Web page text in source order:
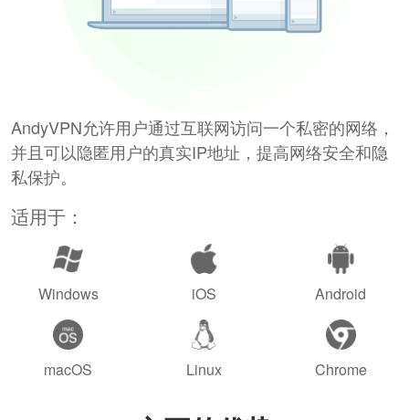
AndyVPN允许用户通过互联网访问一个私密的网络，
并且可以隐匿用户的真实IP地址，提高网络安全和隐
私保护。
适用于：
Windows iOS Android
macOS Linux Chrome